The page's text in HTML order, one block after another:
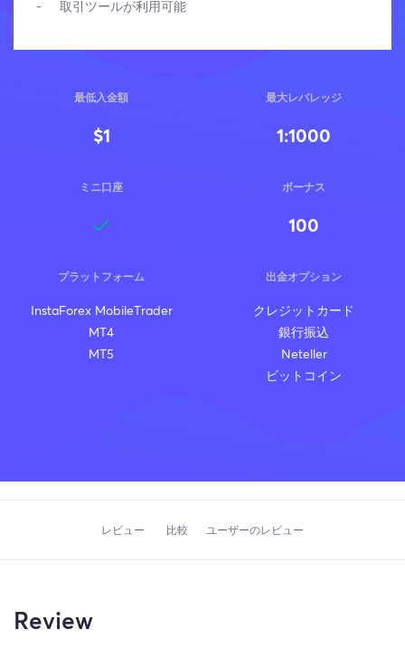
取引ツールが利用可能
最低入金額
$1
最大レバレッジ
1:1000
ミニ口座 ボーナス
100
プラットフォーム
InstaForex MobileTrader
MT4
MT5
出金オプション
クレジットカード
銀行振込
Neteller
ビットコイン
レビュー 比較 ユーザーのレビュー
Review